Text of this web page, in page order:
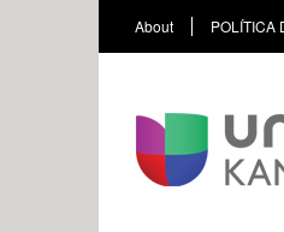
About POLÍTICA